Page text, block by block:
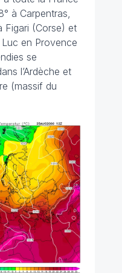
à Carpentras,
Figari (Corse) et
en Provence
se
l’Ardèche et
(massif du